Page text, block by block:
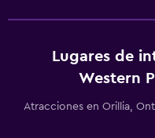
Lugares de
Western
Atracciones en Orillia,